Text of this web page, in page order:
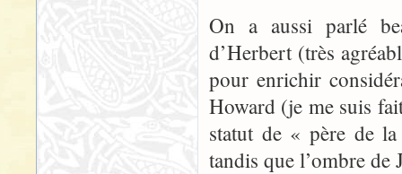
On a aussi parlé
d’Herbert (très
pour enrichir
Howard (je me suis
statut de « père de
tandis que l’ombre de